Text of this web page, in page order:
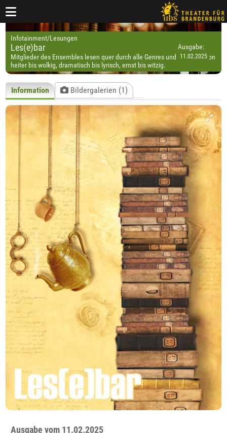
Infotainment/Lesungen
Les(e)bar
Mitglieder des Ensembles lesen quer durch alle Genres und Epochen, von
heiter bis wolkig, dramatisch bis lyrisch, ernst bis witzig.
Ausgabe:
Information Bildergalerien (1)
Ausgabe vom 11.02.2025